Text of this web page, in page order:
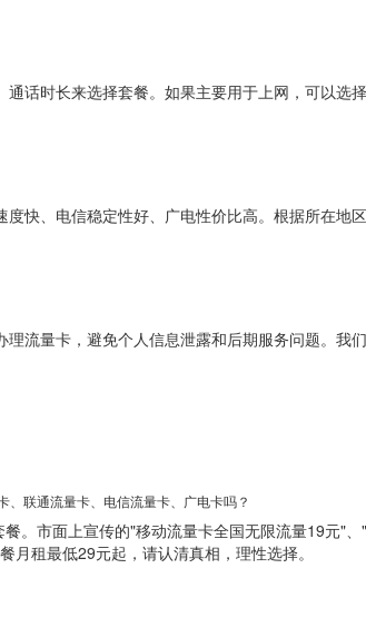
话时长来选择套餐。如果主要用于上网，可以选
快、电信稳定性好、广电性价比高。根据所在地
流量卡，避免个人信息泄露和后期服务问题。我
、联通流量卡、电信流量卡、广电卡吗？
。市面上宣传的"移动流量卡全国无限流量19元"
月租最低29元起，请认清真相，理性选择。